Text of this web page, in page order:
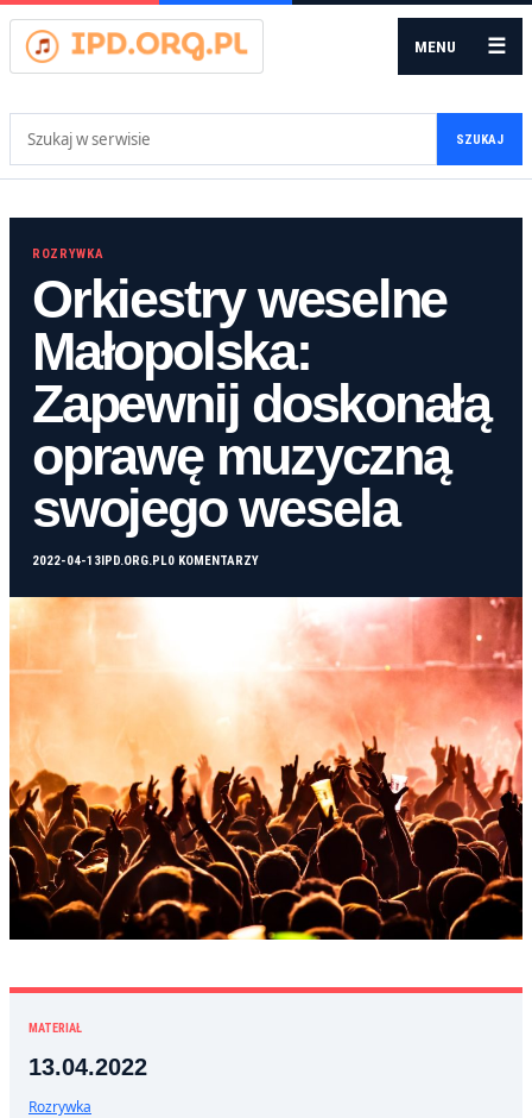
MENU ☰
SZUKAJ
ROZRYWKA
Orkiestry weselne
Małopolska:
Zapewnij doskonałą
oprawę muzyczną
swojego wesela
2022-04-13 IPD.ORG.PL0 KOMENTARZY
MATERIAŁ
13.04.2022
Rozrywka